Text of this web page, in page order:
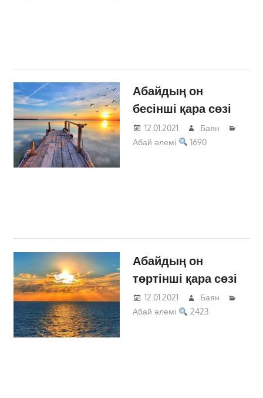
Абайдың он
бесінші қара сөзі
12.01.2021
Баян
Абай әлемі
1690
Абайдың он
төртінші қара сөзі
12.01.2021
Баян
Абай әлемі
2423